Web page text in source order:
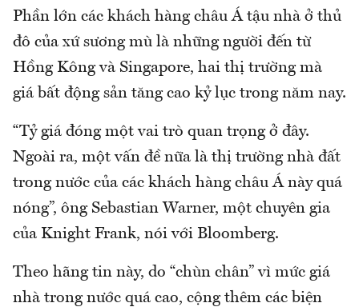
Phần lớn các khách hàng châu Á tậu nhà ở thủ
đô của xứ sương mù là những người đến từ
Hồng Kông và Singapore, hai thị trường mà
giá bất động sản tăng cao kỷ lục trong năm nay.
“Tỷ giá đóng một vai trò quan trọng ở đây.
Ngoài ra, một vấn đề nữa là thị trường nhà đất
trong nước của các khách hàng châu Á này quá
nóng”, ông Sebastian Warner, một chuyên gia
của Knight Frank, nói với Bloomberg.
Theo hãng tin này, do “chùn chân” vì mức giá
nhà trong nước quá cao, cộng thêm các biện